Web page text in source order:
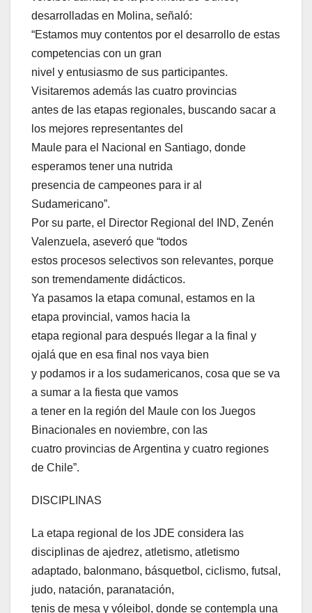
desarrolladas en Molina, señaló:
“Estamos muy contentos por el desarrollo de estas
competencias con un gran
nivel y entusiasmo de sus participantes.
Visitaremos además las cuatro provincias
antes de las etapas regionales, buscando sacar a
los mejores representantes del
Maule para el Nacional en Santiago, donde
esperamos tener una nutrida
presencia de campeones para ir al
Sudamericano”.
Por su parte, el Director Regional del IND, Zenén
Valenzuela, aseveró que “todos
estos procesos selectivos son relevantes, porque
son tremendamente didácticos.
Ya pasamos la etapa comunal, estamos en la
etapa provincial, vamos hacia la
etapa regional para después llegar a la final y
ojalá que en esa final nos vaya bien
y podamos ir a los sudamericanos, cosa que se va
a sumar a la fiesta que vamos
a tener en la región del Maule con los Juegos
Binacionales en noviembre, con las
cuatro provincias de Argentina y cuatro regiones
de Chile”.
DISCIPLINAS
La etapa regional de los JDE considera las
disciplinas de ajedrez, atletismo, atletismo
adaptado, balonmano, básquetbol, ciclismo, futsal,
judo, natación, paranatación,
tenis de mesa y vóleibol, donde se contempla una